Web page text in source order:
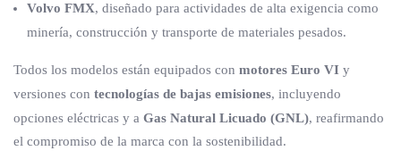
Volvo FMX, diseñado para actividades de alta exigencia como
minería, construcción y transporte de materiales pesados.
Todos los modelos están equipados con motores Euro VI y
versiones con tecnologías de bajas emisiones, incluyendo
opciones eléctricas y a Gas Natural Licuado (GNL), reafirmando
el compromiso de la marca con la sostenibilidad.